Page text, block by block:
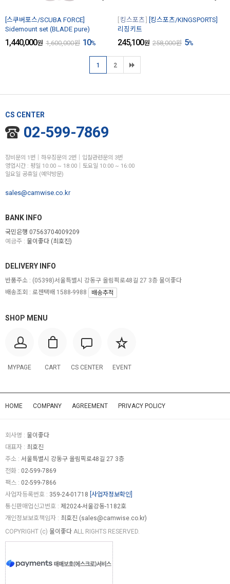
[스쿠버포스/SCUBA FORCE]
Sidemount set (BLADE pure)
1,440,000원 1,600,000원 10%
킹스포츠
[킹스포츠/KINGSPORTS]
리징키트
245,100원 258,000원 5%
1 2
CS CENTER
02-599-7869
장비문의 1번│하우징문의 2번│입찰관련문의 3번
영업시간 : 평일 10:00 ~ 18:00│토요일 10:00 ~ 16:00
일요일 공휴일 (예약방문)
sales@camwise.co.kr
BANK INFO
국민은행 07563704009209
예금주 : 물이좋다 (최호진)
SHOP MENU
MYPAGE CART CS CENTER EVENT
DELIVERY INFO
반품주소 : (05398)서울특별시 강동구 올림픽로48길 27 3층 물이좋다
배송조회 : 로젠택배 1588-9988
배송추적
HOME COMPANY AGREEMENT PRIVACY POLICY
회사명 : 물이좋다
대표자 : 최호진
주소 : 서울특별시 강동구 올림픽로48길 27 3층
전화 : 02-599-7869
팩스 : 02-599-7866
사업자등록번호 : 359-24-01718 [사업자정보확인]
통신판매업신고번호 : 제2024-서울강동-1182호
개인정보보호책임자 : 최호진 (sales@camwise.co.kr)
COPYRIGHT (c) 물이좋다 ALL RIGHTS RESERVED.